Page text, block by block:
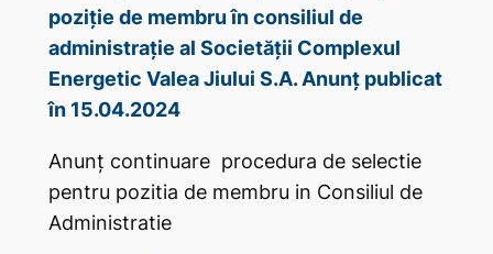
poziție de membru în consiliul de
administrație al Societății Complexul
Energetic Valea Jiului S.A. Anunț publicat
în 15.04.2024
Anunț continuare procedura de selectie
pentru pozitia de membru in Consiliul de
Administratie